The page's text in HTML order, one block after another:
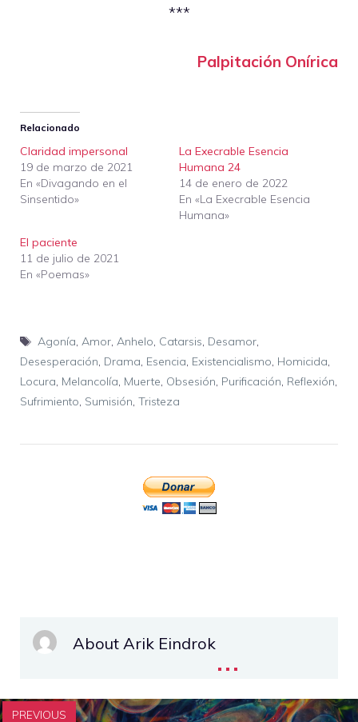
***
Palpitación Onírica
Relacionado
Claridad impersonal
19 de marzo de 2021
En «Divagando en el
Sinsentido»
La Execrable Esencia
Humana 24
14 de enero de 2022
En «La Execrable Esencia
Humana»
El paciente
11 de julio de 2021
En «Poemas»
Etiquetas
Agonía, Amor, Anhelo, Catarsis, Desamor,
Desesperación, Drama, Esencia, Existencialismo, Homicida,
Locura, Melancolía, Muerte, Obsesión, Purificación, Reflexión,
Sufrimiento, Sumisión, Tristeza
About Arik Eindrok...
PREVIOUS